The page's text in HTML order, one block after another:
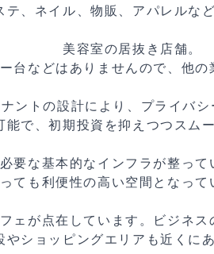
、ネイル、物販、アパレルな
美容室の居抜き店舗。
台などはありませんので、他の
ントの設計により、プライバ
で、初期投資を抑えつつスム
要な基本的なインフラが整っ
っても利便性の高い空間となって
ェが点在しています。ビジネ
ショッピングエリアも近くに